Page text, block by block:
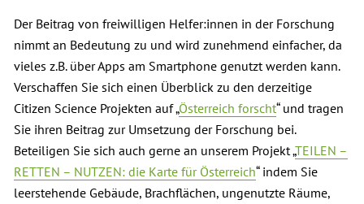
Der Beitrag von freiwilligen Helfer:innen in der Forschung
nimmt an Bedeutung zu und wird zunehmend einfacher, da
vieles z.B. über Apps am Smartphone genutzt werden kann.
Verschaffen Sie sich einen Überblick zu den derzeitige
Citizen Science Projekten auf „Österreich forscht“ und tragen
Sie ihren Beitrag zur Umsetzung der Forschung bei.
Beteiligen Sie sich auch gerne an unserem Projekt „TEILEN –
RETTEN – NUTZEN: die Karte für Österreich“ indem Sie
leerstehende Gebäude, Brachflächen, ungenutzte Räume,